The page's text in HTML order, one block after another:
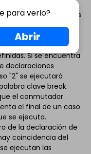
cantidad de todas las
del conmutador.
caso es "2". El
comparándola con
Si se encuentra
declaraciones
"2" se ejecutará
clave break.
el conmutador
el final de un caso.
se ejecuta.
de la declaración de
coincidencia del
ejecutan las
para verlo?
Abrir